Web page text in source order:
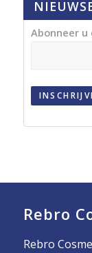
Abonneer
Rebro
Rebro